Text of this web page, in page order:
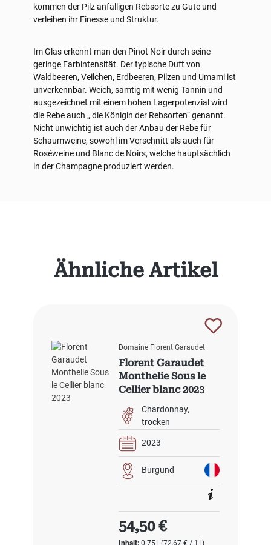
Produktgalerie überspringen
Ähnliche Artikel
Domaine Florent Garaudet
Florent Garaudet
Monthelie Sous le
Cellier blanc 2023
Chardonnay
trocken
2023
Burgund
Inhalt:0.75 l(72,67 € / 1 l)
Regulärer Preis:
54,50 €
kommen der Pilz anfälligen Rebsorte zu Gute und
verleihen ihr Finesse und Struktur.
Im Glas erkennt man den Pinot Noir durch seine
geringe Farbintensität. Der typische Duft von
Waldbeeren, Veilchen, Erdbeeren, Pilzen und Umami ist
unverkennbar. Weich, samtig mit wenig Tannin und
ausgezeichnet mit einem hohen Lagerpotenzial wird
die Rebe auch „ die Königin der Rebsorten“ genannt.
Nicht unwichtig ist auch der Anbau der Rebe für
Schaumweine, sowohl im Verschnitt als auch für
Roséweine und Blanc de Noirs, welche hauptsächlich
in der Champagne produziert werden.